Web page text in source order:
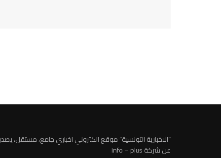
“الاخبارية التونسية” موقع الكتروني اخباري جامع، مستقل،
عن شركة info – plus